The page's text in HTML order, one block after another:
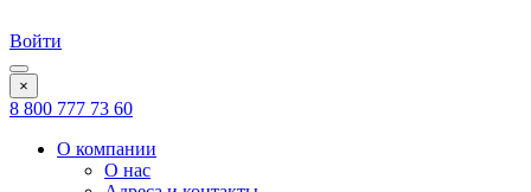
Войти
×
8 800 777 73 60
О компании
О нас